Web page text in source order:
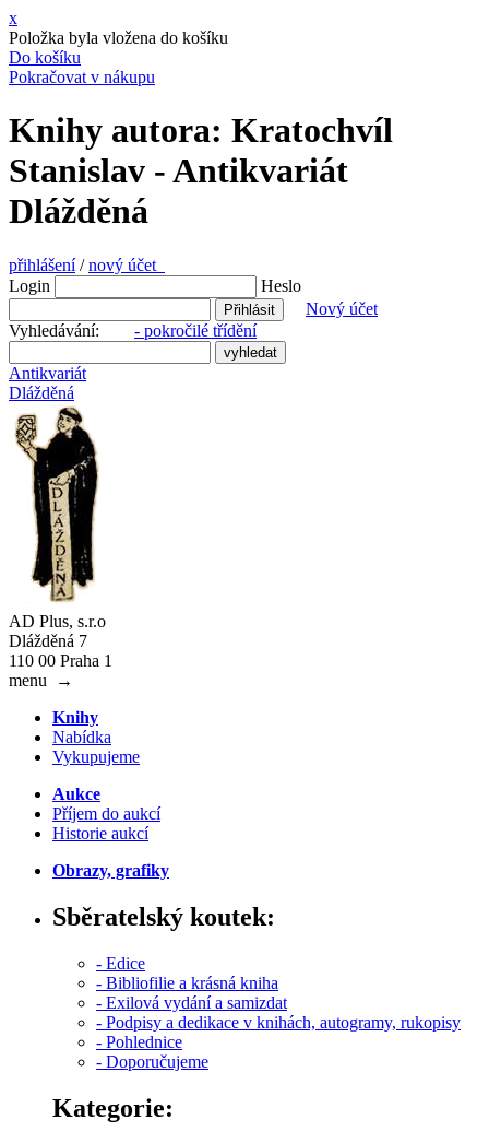
x
Položka byla vložena do košíku
Do košíku
Pokračovat v nákupu
Knihy autora: Kratochvíl
Stanislav - Antikvariát
Dlážděná
přihlášení/nový účet
Login
Heslo
Nový účet
Vyhledávání: - pokročilé třídění
Antikvariát
Dlážděná
AD Plus, s.r.o
Dlážděná 7
110 00 Praha 1
menu
→
Knihy
Nabídka
Vykupujeme
Aukce
Příjem do aukcí
Historie aukcí
Obrazy, grafiky
Sběratelský koutek:
- Edice
- Bibliofilie a krásná kniha
- Exilová vydání a samizdat
- Podpisy a dedikace v knihách, autogramy, rukopisy
- Pohlednice
- Doporučujeme
Kategorie: